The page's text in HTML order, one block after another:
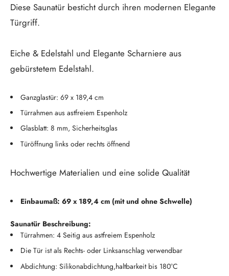
Diese Saunatür besticht durch ihren modernen Elegante
Türgriff.
Eiche & Edelstahl und Elegante Scharniere aus
gebürstetem Edelstahl.
Ganzglastür: 69 x 189,4 cm
Türrahmen aus astfreiem Espenholz
Glasblatt: 8 mm, Sicherheitsglas
Türöffnung links oder rechts öffnend
Hochwertige Materialien und eine solide Qualität
Einbaumaß: 69 x 189,4 cm (mit und ohne Schwelle)
Saunatür Beschreibung:
Türrahmen: 4 Seitig aus astfreiem Espenholz
Die Tür ist als Rechts- oder Linksanschlag verwendbar
Abdichtung: Silikonabdichtung,haltbarkeit bis 180°C